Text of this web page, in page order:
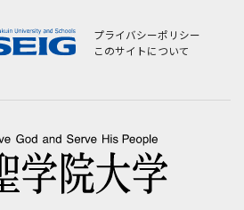
プライバシーポリシー
このサイトについて